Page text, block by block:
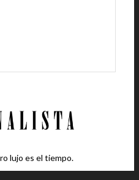
lujo es el tiempo.